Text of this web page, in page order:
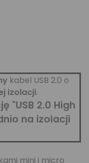
kabel USB 2.0 o
izolacji.
"USB 2.0 High
na izolacji
mini i micro